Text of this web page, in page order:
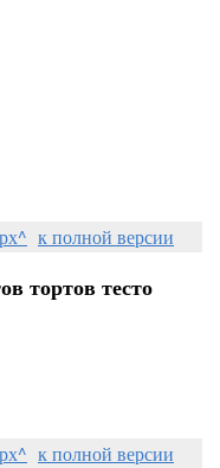
к полной версии
тортов тесто
к полной версии